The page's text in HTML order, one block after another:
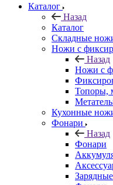
Каталог
Назад
Каталог
Складные
Ножи с
Назад
Ножи с
Топоры,
Кухонные
Фонари
Назад
Фонари